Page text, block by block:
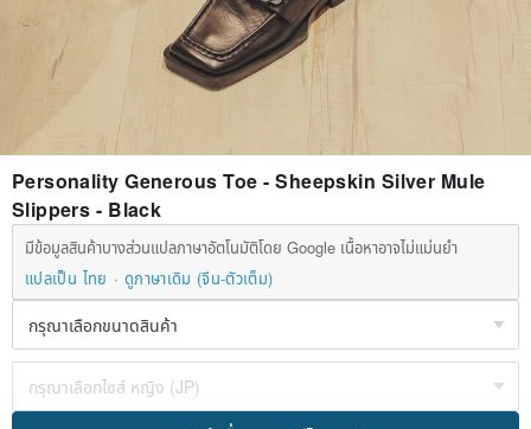
Personality Generous Toe - Sheepskin Silver Mule
Slippers - Black
มีข้อมูลสินค้าบางส่วนแปลภาษาอัตโนมัติโดย Google เนื้อหาอาจไม่แม่นยำ
แปลเป็น ไทย
ดูภาษาเดิม (จีน-ตัวเต็ม)